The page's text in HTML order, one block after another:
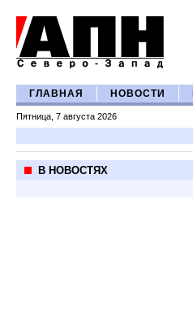
ГЛАВНАЯ НОВОСТИ
Пятница, 7 августа 2026
В НОВОСТЯХ